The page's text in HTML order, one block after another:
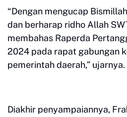
“Dengan mengucap
dan berharap ridho Allah
membahas Raperda
2024 pada rapat gabungan
pemerintah daerah,” ujarnya.
Diakhir penyampaiannya,